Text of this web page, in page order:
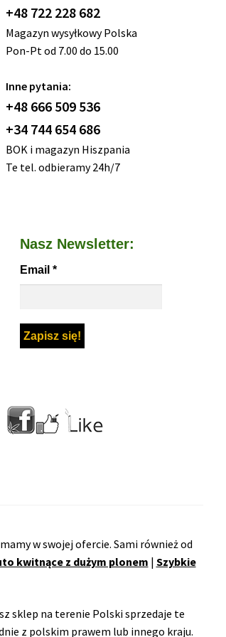
+48 722 228 682
Magazyn wysyłkowy Polska
Pon-Pt od 7.00 do 15.00
Inne pytania:
+48 666 509 536
+34 744 654 686
BOK i magazyn Hiszpania
Te tel. odbieramy 24h/7
Nasz Newsletter:
Email *
w swojej ofercie. Sami również od
kwitnące z dużym plonem | Szybkie
sklep na terenie Polski sprzedaje te
z polskim prawem lub innego kraju.